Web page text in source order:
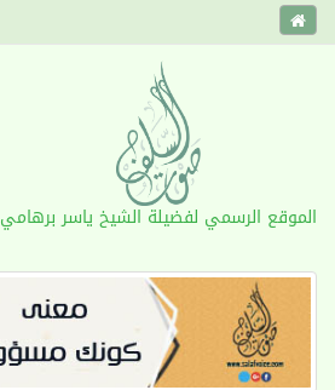
الموقع الرسمي لفضيلة الشيخ ياسر برهامي